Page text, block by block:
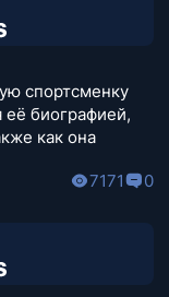
спортсменку
биографией,
как она
7171 0